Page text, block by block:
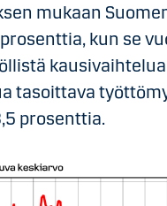
mukaan
kun se
tasoittava
prosenttia.